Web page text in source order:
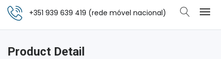
+351 939 639 419 (rede móvel nacional)
Product Detail